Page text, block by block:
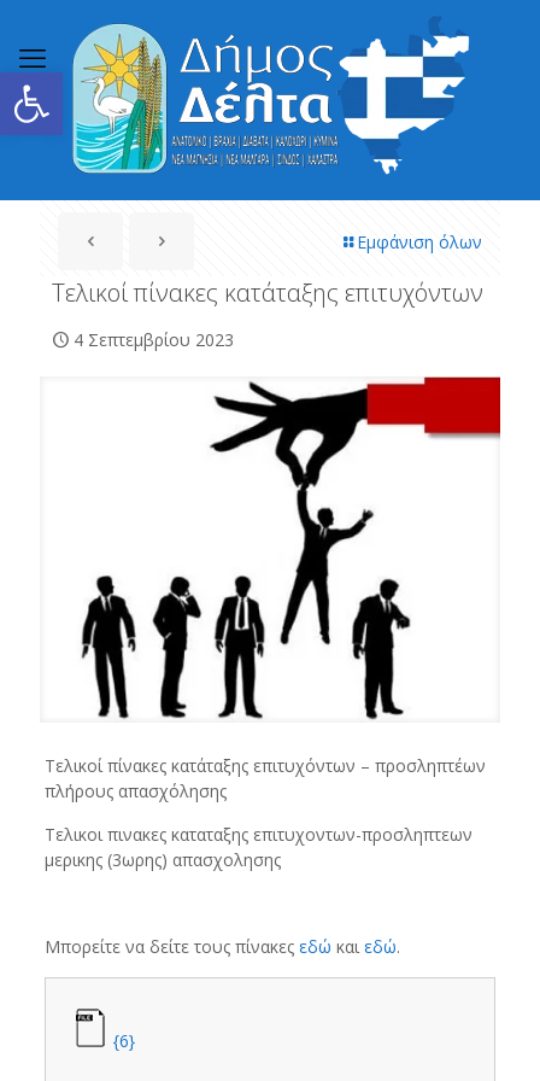
Ανοίξτε τη γραμμή εργαλείων
Εμφάνιση όλων
Τελικοί πίνακες κατάταξης επιτυχόντων
4 Σεπτεμβρίου 2023
Τελικοί πίνακες κατάταξης επιτυχόντων – προσληπτέων
πλήρους απασχόλησης
Τελικοι πινακες καταταξης επιτυχοντων-προσληπτεων
μερικης (3ωρης) απασχολησης
Μπορείτε να δείτε τους πίνακες εδώ και εδώ.
{6}